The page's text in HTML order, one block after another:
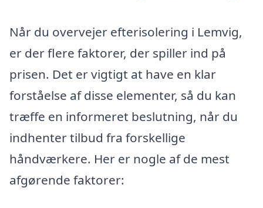
Når du overvejer efterisolering i Lemvig,
er der flere faktorer, der spiller ind på
prisen. Det er vigtigt at have en klar
forståelse af disse elementer, så du kan
træffe en informeret beslutning, når du
indhenter tilbud fra forskellige
håndværkere. Her er nogle af de mest
afgørende faktorer: